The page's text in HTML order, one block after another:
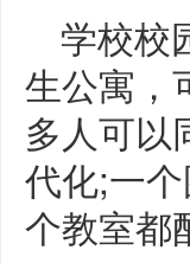
学校校
生公寓，
多人可以
代化;一
个教室都